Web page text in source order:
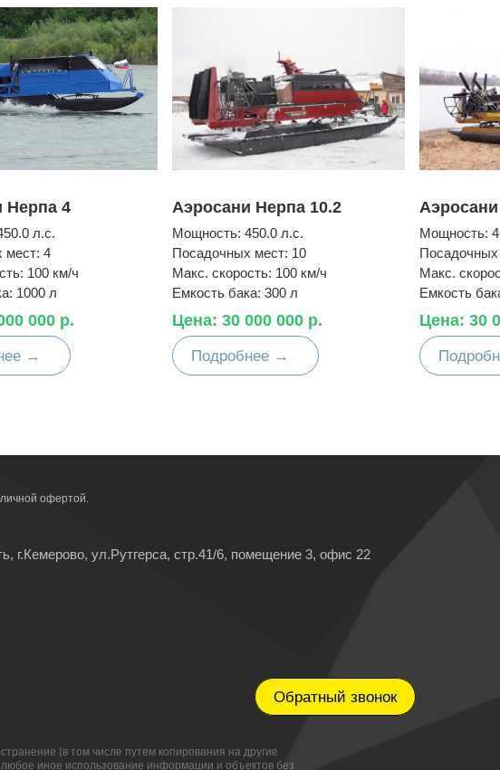
Нерпа 4
л.с.
мест: 4
100 км/ч
1000 л
000 р.
→
Аэросани Нерпа 10.2
Мощность: 450.0 л.с.
Посадочных мест: 10
Макс. скорость: 100 км/ч
Емкость бака: 300 л
Цена: 30 000 000 р.
Подробнее →
Мощность:
Посадочных
Макс.
Емкость
Цена: 30
офертой.
г.Кемерово, ул.Рутгерса, стр.41/6, помещение 3, офис 22
Обратный звонок
(в том числе путем копирования на другие
иное использование информации и объектов без